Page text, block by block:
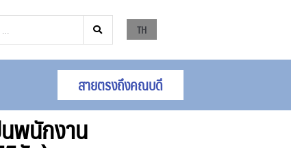
TH
สายตรงถึงคณบดี
นพนักงาน